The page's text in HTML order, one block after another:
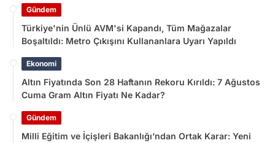
Gündem
Türkiye'nin Ünlü AVM'si Kapandı, Tüm Mağazalar
Boşaltıldı: Metro Çıkışını Kullananlara Uyarı Yapıldı
Ekonomi
Altın Fiyatında Son 28 Haftanın Rekoru Kırıldı: 7 Ağustos
Cuma Gram Altın Fiyatı Ne Kadar?
Gündem
Milli Eğitim ve İçişleri Bakanlığı’ndan Ortak Karar: Yeni